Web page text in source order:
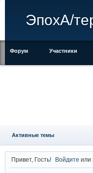
ЭпохА/
Форум Участники
Активные темы
Привет, Гость! Войдите или